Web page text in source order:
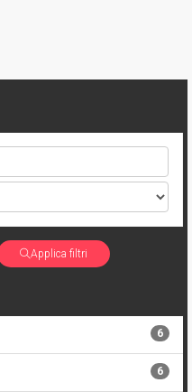
Applica filtri
6
6